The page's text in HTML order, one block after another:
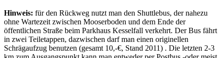
Hinweis: für den Rückweg nutzt man den Shuttlebus, der nahezu
ohne Wartezeit zwischen Mooserboden und dem Ende der
öffentlichen Straße beim Parkhaus Kesselfall verkehrt. Der Bus fährt
in zwei Teiletappen, dazwischen darf man einen originellen
Schrägaufzug benutzen (gesamt 10,-€, Stand 2011) . Die letzten 2-3